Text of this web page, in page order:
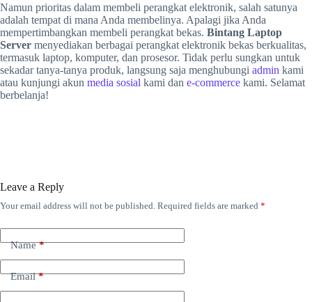
Namun prioritas dalam membeli perangkat elektronik, salah satunya
adalah tempat di mana Anda membelinya. Apalagi jika Anda
mempertimbangkan membeli perangkat bekas. Bintang Laptop
Server menyediakan berbagai perangkat elektronik bekas berkualitas,
termasuk laptop, komputer, dan prosesor. Tidak perlu sungkan untuk
sekadar tanya-tanya produk, langsung saja menghubungi admin kami
atau kunjungi akun media sosial kami dan e-commerce kami. Selamat
berbelanja!
Leave a Reply
Your email address will not be published. Required fields are marked *
Name*
Email*